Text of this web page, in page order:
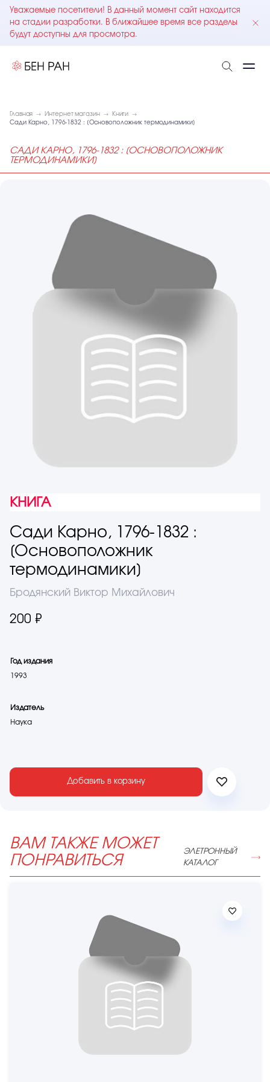
Уважаемые посетители! В данный момент сайт находится
на стадии разработки. В ближайшее время все разделы
будут доступны для просмотра.
Главная Интернет магазин
Книги
Сади Карно, 1796-1832 : [Основоположник термодинамики]
САДИ КАРНО, 1796-1832 : [ОСНОВОПОЛОЖНИК
ТЕРМОДИНАМИКИ]
КНИГА
Сади Карно, 1796-1832 :
[Основоположник
термодинамики]
Бродянский Виктор Михайлович
200 ₽
Год издания
1993
Издатель
Наука
Добавить в корзину
ВАМ ТАКЖЕ МОЖЕТ
ПОНРАВИТЬСЯ
ЭЛЕТРОННЫЙ
КАТАЛОГ